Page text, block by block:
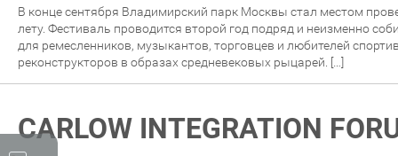
В конце сентября Владимирский парк Москвы стал местом
лету. Фестиваль проводится второй год подряд и неизменно
для ремесленников, музыкантов, торговцев и любителей
реконструкторов в образах средневековых рыцарей. […]
CARLOW INTEGRATION